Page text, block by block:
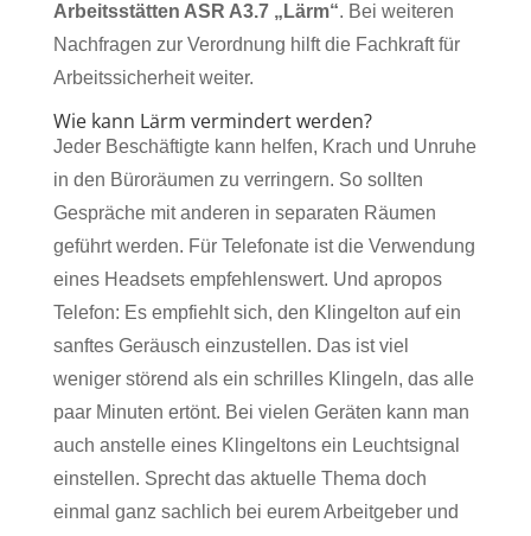
Arbeitsstätten ASR A3.7 „Lärm“. Bei weiteren
Nachfragen zur Verordnung hilft die Fachkraft für
Arbeitssicherheit weiter.
Wie kann Lärm vermindert werden?
Jeder Beschäftigte kann helfen, Krach und Unruhe
in den Büroräumen zu verringern. So sollten
Gespräche mit anderen in separaten Räumen
geführt werden. Für Telefonate ist die Verwendung
eines Headsets empfehlenswert. Und apropos
Telefon: Es empfiehlt sich, den Klingelton auf ein
sanftes Geräusch einzustellen. Das ist viel
weniger störend als ein schrilles Klingeln, das alle
paar Minuten ertönt. Bei vielen Geräten kann man
auch anstelle eines Klingeltons ein Leuchtsignal
einstellen. Sprecht das aktuelle Thema doch
einmal ganz sachlich bei eurem Arbeitgeber und